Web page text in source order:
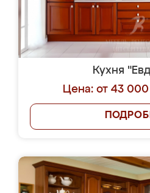
Кухня
Цена: от 43